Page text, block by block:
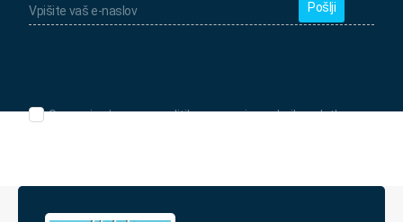
vaš
e-
Seznanjen/-
politiko
varovanja
Seznanjen/-a sem s politiko varovanja osebnih podatkov.